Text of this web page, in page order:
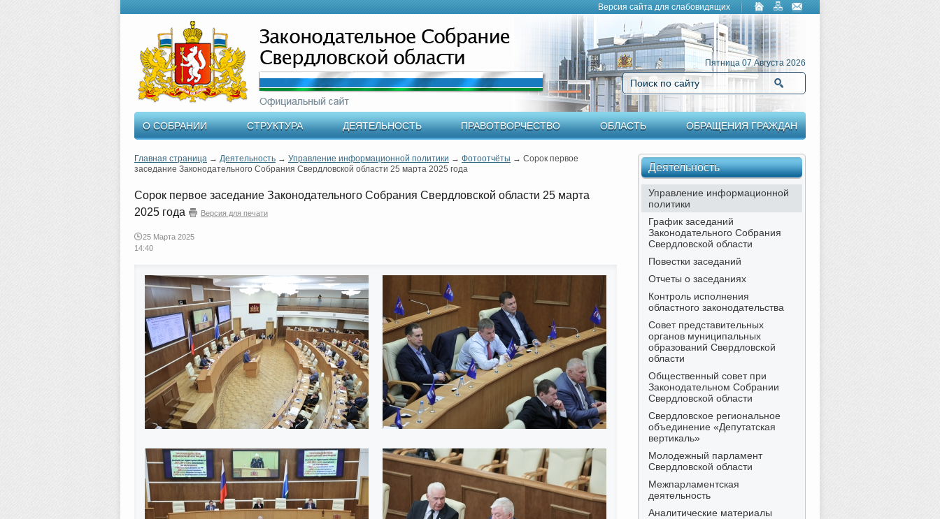
Версия сайта для слабовидящих
Пятница 07 Августа 2026
Поиск по сайту
О СОБРАНИИ СТРУКТУРА ДЕЯТЕЛЬНОСТЬ ПРАВОТВОРЧЕСТВО ОБЛАСТЬ ОБРАЩЕНИЯ ГРАЖДАН
Главная страница → Деятельность → Управление информационной политики → Фотоотчёты → Сорок первое
заседание Законодательного Собрания Свердловской области 25 марта 2025 года
Сорок первое заседание Законодательного Собрания Свердловской области 25 марта
2025 года
Версия для печати
25 Марта 2025
14:40
Деятельность
Управление информационной
политики
График заседаний
Законодательного Собрания
Свердловской области
Повестки заседаний
Отчеты о заседаниях
Контроль исполнения
областного законодательства
Совет представительных
органов муниципальных
образований Свердловской
области
Общественный совет при
Законодательном Собрании
Свердловской области
Свердловское региональное
объединение «Депутатская
вертикаль»
Молодежный парламент
Свердловской области
Межпарламентская
деятельность
Аналитические материалы